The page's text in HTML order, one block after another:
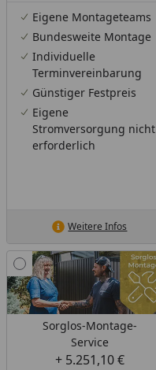
Eigene Montageteams
Bundesweite Montage
Individuelle
Terminvereinbarung
Günstiger Festpreis
Eigene
Stromversorgung nicht
erforderlich
Weitere Infos
Sorglos-Montage-
Service
+ 5.251,10 €